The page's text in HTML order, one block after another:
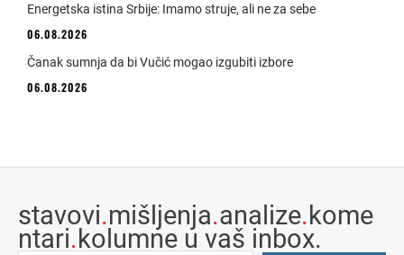
Energetska istina Srbije: Imamo struje, ali ne za sebe
06.08.2026
Čanak sumnja da bi Vučić mogao izgubiti izbore
06.08.2026
stavovi.mišljenja.analize.kome
ntari.kolumne u vaš inbox.